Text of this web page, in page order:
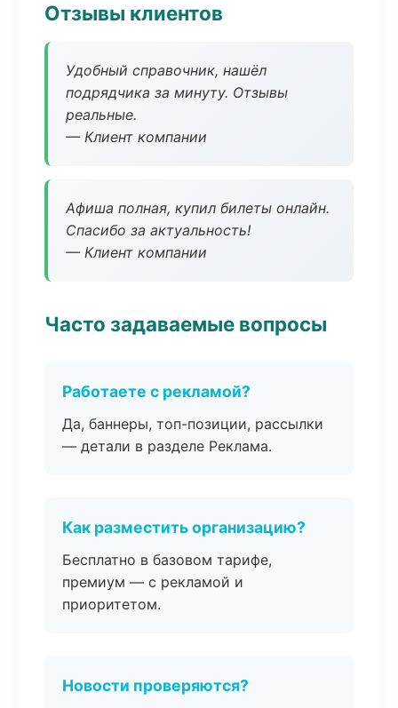
Отзывы клиентов
Удобный справочник, нашёл
подрядчика за минуту. Отзывы
реальные.
— Клиент компании
Афиша полная, купил билеты онлайн.
Спасибо за актуальность!
— Клиент компании
Часто задаваемые вопросы
Работаете с рекламой?
Да, баннеры, топ-позиции, рассылки
— детали в разделе Реклама.
Как разместить организацию?
Бесплатно в базовом тарифе,
премиум — с рекламой и
приоритетом.
Новости проверяются?